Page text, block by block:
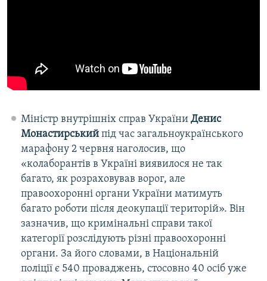
Міністр внутрішніх справ України Денис
Монастирськийпід час загальноукраїнського
марафону 2 червня наголосив, що
«колаборантів в Україні виявилося не так
багато, як розраховував ворог, але
правоохоронні органи України матимуть
багато роботи після деокупації територій». Він
зазначив, що кримінальні справи такої
категорії розслідують різні правоохоронні
органи. За його словами, в Національній
поліції є 540 проваджень, стосовно 40 осіб уже